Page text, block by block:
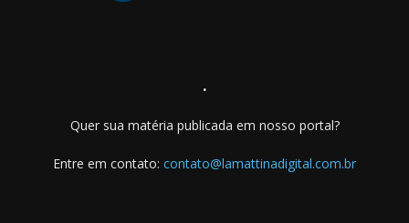
.
Quer sua matéria publicada em nosso portal?
Entre em contato: contato@lamattinadigital.com.br